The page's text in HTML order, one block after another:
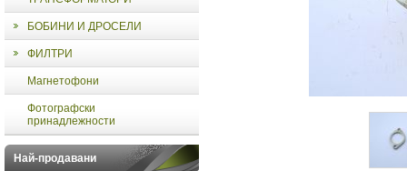
БОБИНИ И ДРОСЕЛИ
ФИЛТРИ
Магнетофони
Фотографски
принадлежности
Най-продавани